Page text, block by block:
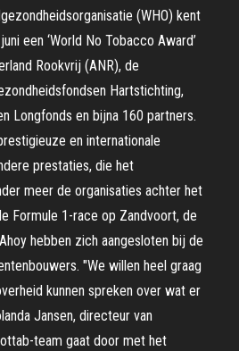
(WHO) kent
een ‘World No Tobacco Award’
Rookvrij (ANR), de
Hartstichting,
Longfonds en bijna 160 partners.
en internationale
prestaties, die het
meer de organisaties achter het
Formule 1-race op Zandvoort, de
hebben zich aangesloten bij de
"We willen heel graag
kunnen spreken over wat er
Jansen, directeur van
team gaat door met het